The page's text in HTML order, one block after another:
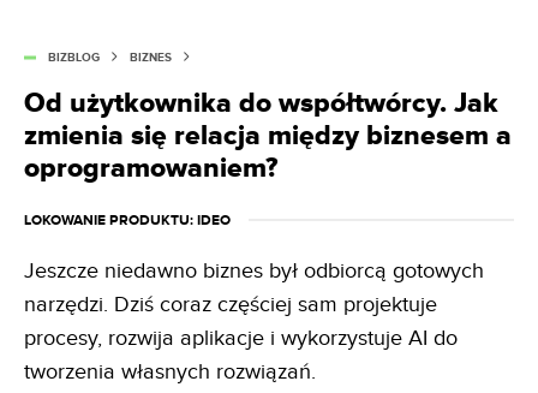
BIZBLOG BIZNES
Od użytkownika do współtwórcy. Jak
zmienia się relacja między biznesem a
oprogramowaniem?
LOKOWANIE PRODUKTU: IDEO
Jeszcze niedawno biznes był odbiorcą gotowych
narzędzi. Dziś coraz częściej sam projektuje
procesy, rozwija aplikacje i wykorzystuje AI do
tworzenia własnych rozwiązań.